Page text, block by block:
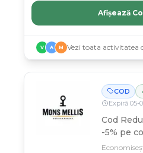
Afișează
V A M Vezi toata activitatea
COD
Expiră 05-
Cod
-5% pe